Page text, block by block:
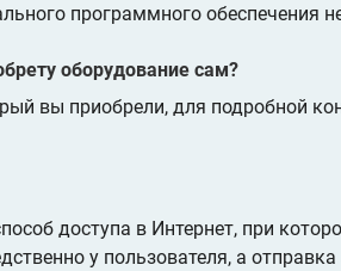
программного обеспечения
оборудование сам?
вы приобрели, для подробной
доступа в Интернет, при
у пользователя, а